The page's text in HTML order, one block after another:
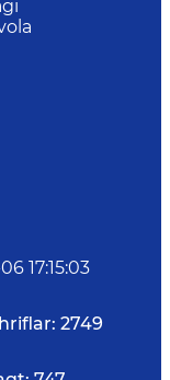
17:15:03
2749